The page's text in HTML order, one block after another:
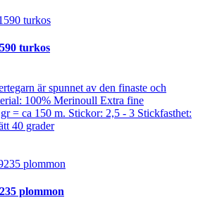
turkos
är spunnet av den finaste och
100% Merinoull Extra fine
= ca 150 m. Stickor: 2,5 - 3 Stickfasthet:
40 grader
plommon